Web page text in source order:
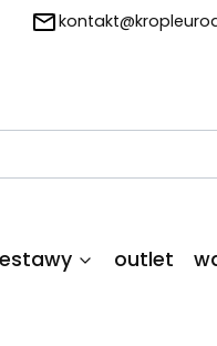
outlet